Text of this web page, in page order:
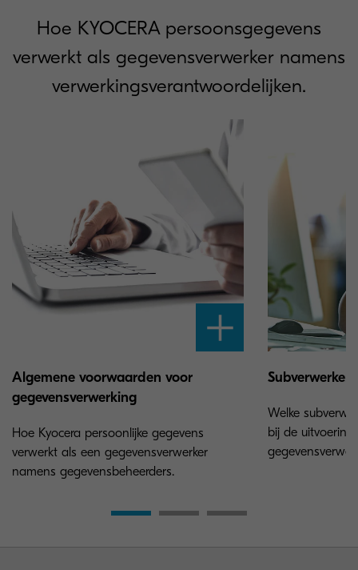
Hoe KYOCERA persoonsgegevens
verwerkt als gegevensverwerker namens
verwerkingsverantwoordelijken.
Algemene voorwaarden voor
gegevensverwerking
Hoe Kyocera persoonlijke gegevens
verwerkt als een gegevensverwerker
namens gegevensbeheerders.
Subverwerkers
Welke
bij de